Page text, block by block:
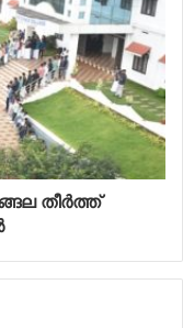
തീർത്ത്